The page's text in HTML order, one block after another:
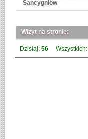
Sancygniów
Wizyt na stronie:
Dzisiaj: 56 Wszystkich: